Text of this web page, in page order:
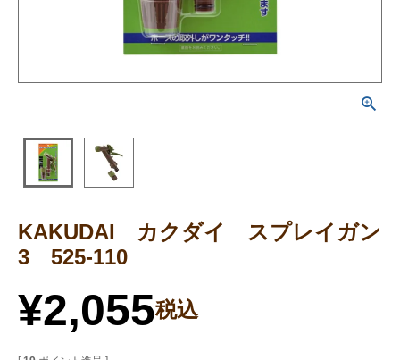
KAKUDAI カクダイ スプレイガン
3 525-110
¥2,055税込